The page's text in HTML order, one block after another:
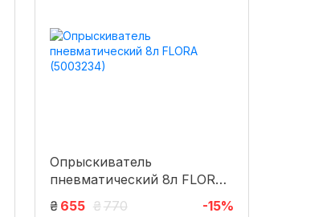
Опрыскиватель
пневматический 8л FLORA
(5003234)
₴ 655 ₴770 -15%